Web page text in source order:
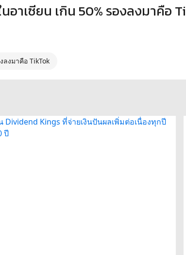
าเซียน เกิน 50% รองลงมาคือ
งมาคือ TikTok